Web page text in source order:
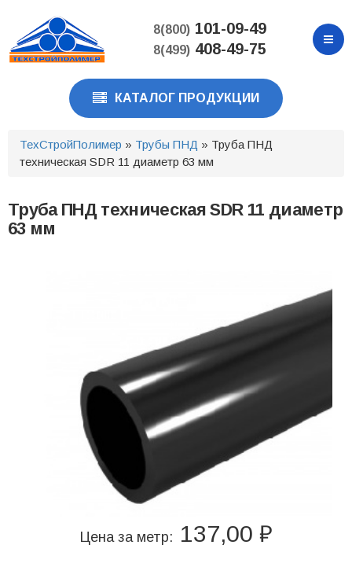
основному
содержанию
8(800)101-09-49
8(499)408-49-75
КАТАЛОГ ПРОДУКЦИИ
ТехСтройПолимер » Трубы ПНД » Труба ПНД
техническая SDR 11 диаметр 63 мм
Труба ПНД техническая SDR 11 диаметр
63 мм
Цена за метр: 137,00 ₽